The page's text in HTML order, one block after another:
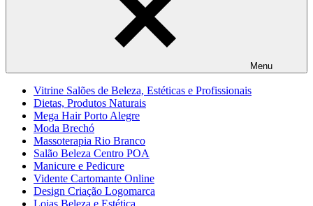
Menu
Vitrine Salões de Beleza, Estéticas e Profissionais
Dietas, Produtos Naturais
Mega Hair Porto Alegre
Moda Brechó
Massoterapia Rio Branco
Salão Beleza Centro POA
Manicure e Pedicure
Vidente Cartomante Online
Design Criação Logomarca
Lojas Beleza e Estética